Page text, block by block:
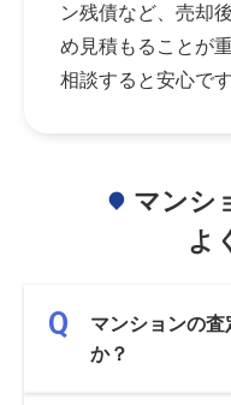
ン残債など、売却
め見積もることが
相談すると安心です
マンシ
よ
マンションの
か？